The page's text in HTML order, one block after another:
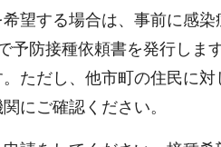
望する場合は、事前に感染
予防接種依頼書を発行しま
ただし、他市町の住民に
にご確認ください。